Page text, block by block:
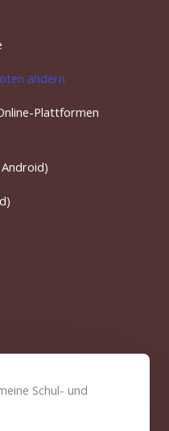
ändern
Plattformen
Schul- und